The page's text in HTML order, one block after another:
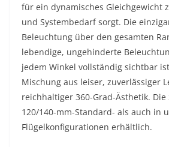
für ein dynamisches Gleichgewicht
und Systembedarf sorgt. Die
Beleuchtung über den gesamten
lebendige, ungehinderte
jedem Winkel vollständig sichtbar
Mischung aus leiser, zuverlässiger
reichhaltiger 360-Grad-Ästhetik.
120/140-mm-Standard- als auch in
Flügelkonfigurationen erhältlich.